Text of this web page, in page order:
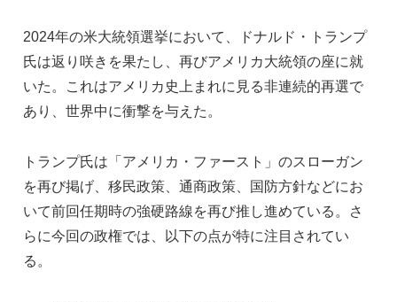
2024年の米大統領選挙において、ドナルド・トランプ
氏は返り咲きを果たし、再びアメリカ大統領の座に就
いた。これはアメリカ史上まれに見る非連続的再選で
あり、世界中に衝撃を与えた。
トランプ氏は「アメリカ・ファースト」のスローガン
を再び掲げ、移民政策、通商政策、国防方針などにお
いて前回任期時の強硬路線を再び推し進めている。さ
らに今回の政権では、以下の点が特に注目されてい
る。